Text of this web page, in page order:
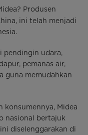
Produsen
ini telah menjadi
pendingin udara,
pemanas air,
guna memudahkan
konsumennya, Midea
nasional bertajuk
diselenggarakan di